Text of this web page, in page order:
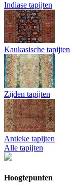
Indiase tapijten
Kaukasische tapijten
Zijden tapijten
Antieke tapijten
Alle tapijten
Hoogtepunten